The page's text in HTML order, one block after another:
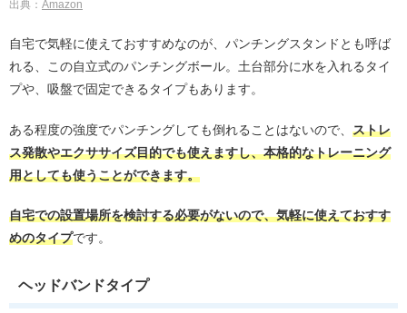
出典： Amazon
自宅で気軽に使えておすすめなのが、パンチングスタンドとも呼ば
れる、この自立式のパンチングボール。土台部分に水を入れるタイ
プや、吸盤で固定できるタイプもあります。
ある程度の強度でパンチングしても倒れることはないので、 ストレ
ス発散やエクササイズ目的でも使えますし、本格的なトレーニング
用としても使うことができます。
自宅での設置場所を検討する必要がないので、気軽に使えておすす
めのタイプです。
ヘッドバンドタイプ